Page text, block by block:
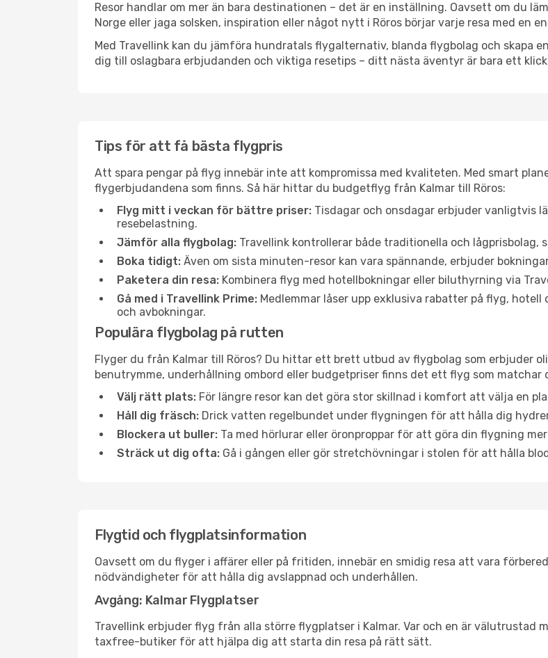
Resor handlar om mer än bara destinationen – det är en inställning. Oavsett om du
Norge eller jaga solsken, inspiration eller något nytt i Röros börjar varje resa med en
Med Travellink kan du jämföra hundratals flygalternativ, blanda flygbolag och skapa
dig till oslagbara erbjudanden och viktiga resetips – ditt nästa äventyr är bara ett
Tips för att få bästa flygpris
Att spara pengar på flyg innebär inte att kompromissa med kvaliteten. Med smart
flygerbjudandena som finns. Så här hittar du budgetflyg från Kalmar till Röros:
Flyg mitt i veckan för bättre priser: Tisdagar och onsdagar erbjuder vanligtvis
resebelastning.
Jämför alla flygbolag: Travellink kontrollerar både traditionella och
Boka tidigt: Även om sista minuten-resor kan vara spännande, erbjuder
Paketera din resa: Kombinera flyg med hotellbokningar eller biluthyrning via
Gå med i Travellink Prime: Medlemmar låser upp exklusiva rabatter på flyg,
och avbokningar.
Populära flygbolag på rutten
Flyger du från Kalmar till Röros? Du hittar ett brett utbud av flygbolag som erbjuder
benutrymme, underhållning ombord eller budgetpriser finns det ett flyg som matchar
Välj rätt plats: För längre resor kan det göra stor skillnad i komfort att välja en
Håll dig fräsch: Drick vatten regelbundet under flygningen för att hålla dig
Blockera ut buller: Ta med hörlurar eller öronproppar för att göra din flygning
Sträck ut dig ofta: Gå i gången eller gör stretchövningar i stolen för att hålla
Flygtid och flygplatsinformation
Oavsett om du flyger i affärer eller på fritiden, innebär en smidig resa att vara
nödvändigheter för att hålla dig avslappnad och underhållen.
Avgång: Kalmar Flygplatser
Travellink erbjuder flyg från alla större flygplatser i Kalmar. Var och en är välutrustad
taxfree-butiker för att hjälpa dig att starta din resa på rätt sätt.